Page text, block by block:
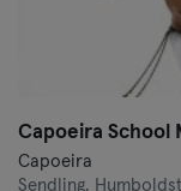
Capoeira School
Capoeira
Sendling,